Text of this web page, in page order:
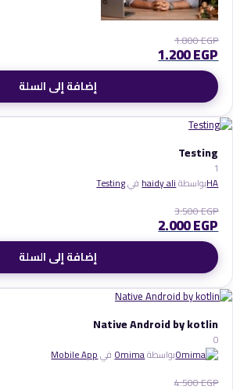
1.800EGP
1.200EGP
إضافة إلى السلة
Testing
1
HAبواسطةhaidy aliفيTesting
3.500EGP
2.000EGP
إضافة إلى السلة
Native Android by kotlin
0
بواسطةOmimaفيMobile App
4.500EGP